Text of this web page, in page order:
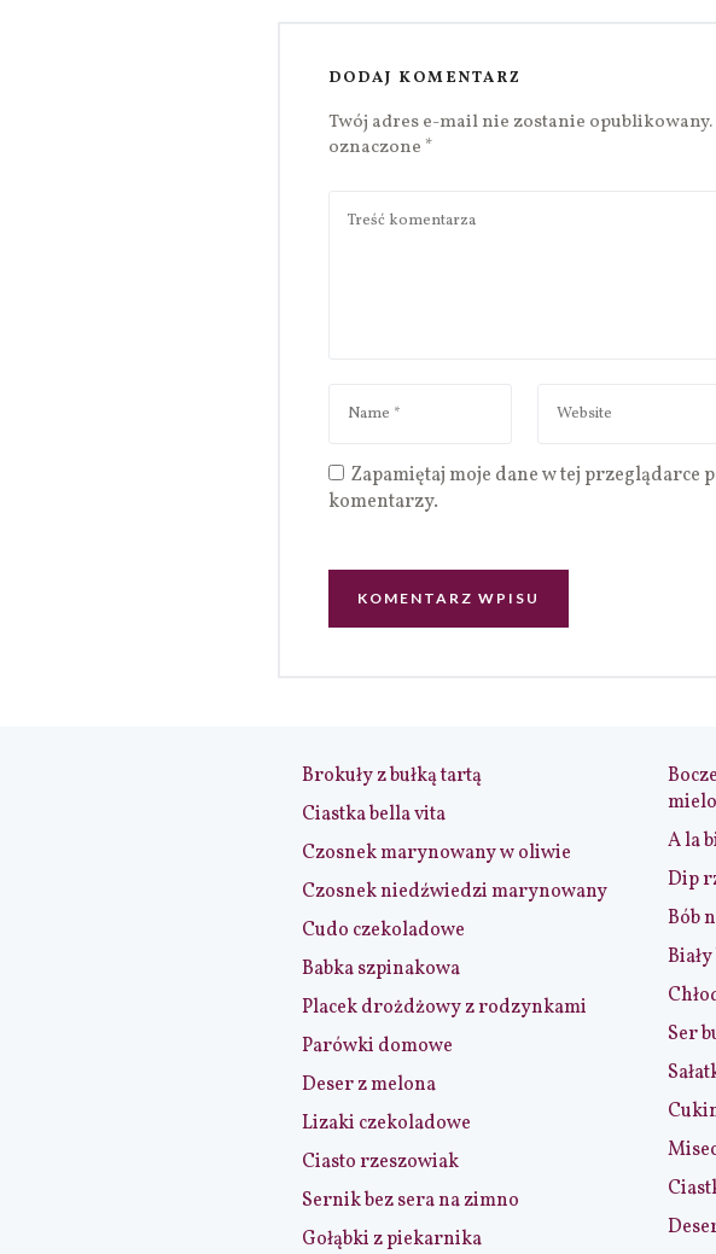
DODAJ KOMENTARZ
Twój adres e-mail nie zostanie opublikowany.
oznaczone *
Zapamiętaj moje dane w tej przeglądarce
komentarzy.
Brokuły z bułką tartą
Ciastka bella vita
Czosnek marynowany w oliwie
Czosnek niedźwiedzi marynowany
Cudo czekoladowe
Babka szpinakowa
Placek drożdżowy z rodzynkami
Parówki domowe
Deser z melona
Lizaki czekoladowe
Ciasto rzeszowiak
Sernik bez sera na zimno
Gołąbki z piekarnika
A la
Dip
Bób
Ser